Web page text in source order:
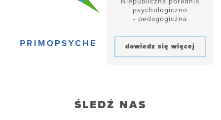
psychologiczno
- pedagogiczna
dowiedz się więcej
ŚLEDŹ NAS